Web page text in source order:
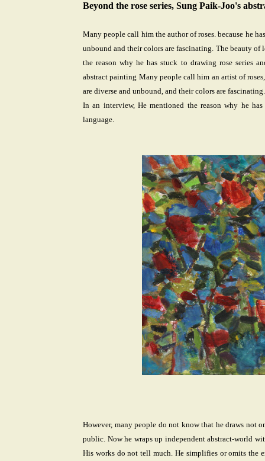
Beyond the rose series, Sung Paik-Joo's
Many people call him the author of roses. because he
unbound and their colors are fascinating. The beauty
the reason why he has stuck to drawing rose series
abstract painting Many people call him an artist of roses,
are diverse and unbound, and their colors are
In an interview, He mentioned the reason why he
language.
However, many people do not know that he draws not
public. Now he wraps up independent abstract-world
His works do not tell much. He simplifies or omits the